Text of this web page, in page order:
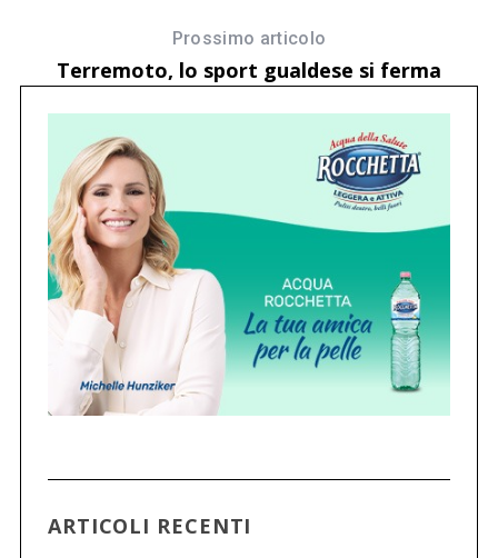
Prossimo articolo
Terremoto, lo sport gualdese si ferma
ARTICOLI RECENTI